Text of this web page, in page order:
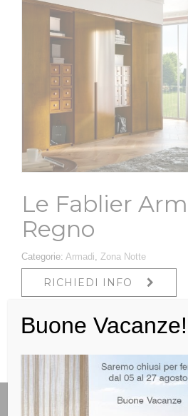
Le Fablier
Regno
Categorie: Armadi, Zona Notte
RICHIEDI INFO
Buone Vacanze!